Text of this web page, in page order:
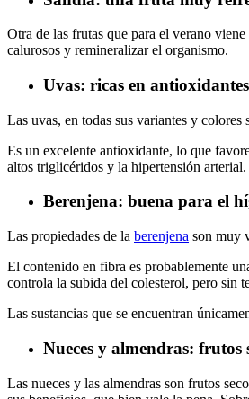
Otra de las frutas que para el verano
calurosos y remineralizar el organismo.
Uvas: ricas en antioxidantes
Las uvas, en todas sus variantes y
Es un excelente antioxidante, lo que
altos triglicéridos y la hipertensión arterial.
Berenjena: buena para el
Las propiedades de la berenjena son muy
El contenido en fibra es probablemente
controla la subida del colesterol, pero sin
Las sustancias que se encuentran
Nueces y almendras: frutos
Las nueces y las almendras son frutos